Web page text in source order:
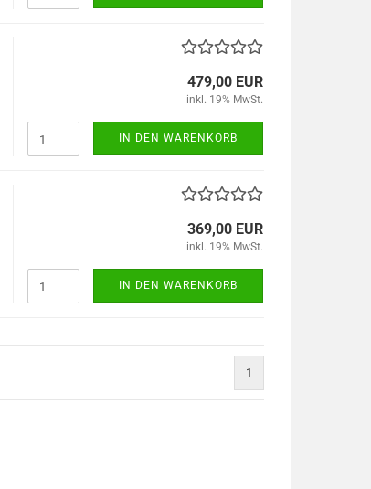
479,00 EUR
inkl. 19% MwSt.
IN DEN WARENKORB
369,00 EUR
inkl. 19% MwSt.
IN DEN WARENKORB
1